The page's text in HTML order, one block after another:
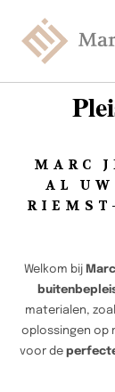
MARC
AL
Welkom bij
materialen,
oplossingen op
voor de